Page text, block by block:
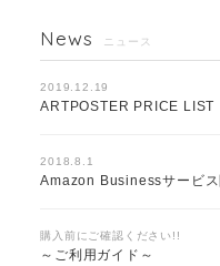
News ニュース
2019.12.19
ARTPOSTER PRICE LIST
2018.8.1
Amazon Businessサービス
購入前にご確認ください!!
～ご利用ガイド～